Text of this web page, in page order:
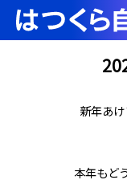
新年あけ
本年もど